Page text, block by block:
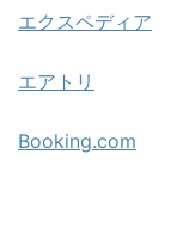
エクスペディア
エアトリ
Booking.com